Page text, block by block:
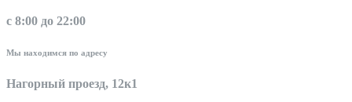
с 8:00 до 22:00
Мы находимся по адресу
Нагорный проезд, 12к1